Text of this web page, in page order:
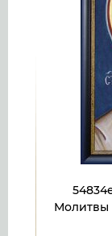
Молитвы